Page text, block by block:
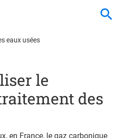
eaux usées
le
des
en France, le gaz carbonique